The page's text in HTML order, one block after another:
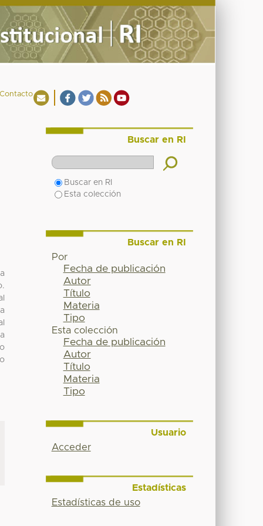
Contacto
Buscar en RI
Buscar en RI
Esta colección
Buscar en RI
Por
Fecha de publicación
Autor
Título
Materia
Tipo
Esta colección
Fecha de publicación
Autor
Título
Materia
Tipo
Usuario
Acceder
Estadísticas
Estadísticas de uso